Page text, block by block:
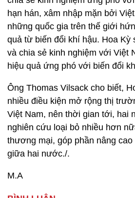
hạn hán, xâm nhập mặn bởi
những quốc gia trên thế giới
quả từ biến đổi khí hậu. Hoa Kỳ
và chia sẻ kinh nghiệm với Việt
hiệu quả ứng phó với biến đổi
Ông Thomas Vilsack cho biết,
nhiều điều kiện mở rộng thị
Việt Nam, nên thời gian tới, hai
nghiên cứu loại bỏ nhiều hơn
thương mại, góp phần nâng
giữa hai nước./.
M.A